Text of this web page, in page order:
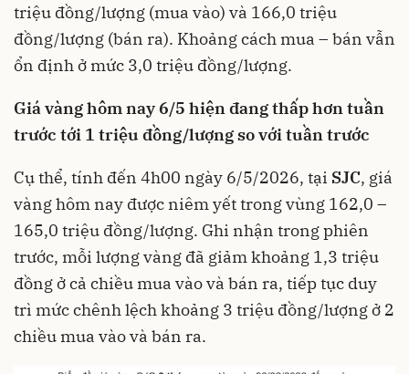
triệu đồng/lượng (mua vào) và 166,0 triệu
đồng/lượng (bán ra). Khoảng cách mua – bán vẫn
ổn định ở mức 3,0 triệu đồng/lượng.
Giá vàng hôm nay 6/5 hiện đang thấp hơn tuần
trước tới 1 triệu đồng/lượng so với tuần trước
Cụ thể, tính đến 4h00 ngày 6/5/2026, tại SJC, giá
vàng hôm nay được niêm yết trong vùng 162,0 –
165,0 triệu đồng/lượng. Ghi nhận trong phiên
trước, mỗi lượng vàng đã giảm khoảng 1,3 triệu
đồng ở cả chiều mua vào và bán ra, tiếp tục duy
trì mức chênh lệch khoảng 3 triệu đồng/lượng ở 2
chiều mua vào và bán ra.